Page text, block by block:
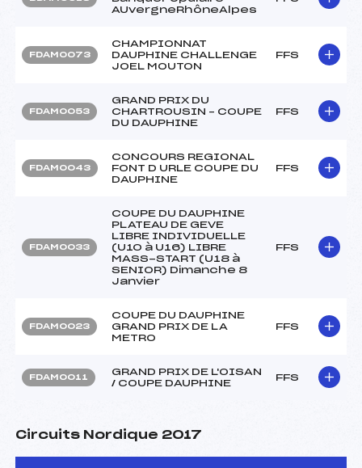
AUvergneRhôneAlpes
FDAM0073
CHAMPIONNAT
DAUPHINE CHALLENGE
JOEL MOUTON
FFS
FDAM0053
GRAND PRIX DU
CHARTROUSIN – COUPE
DU DAUPHINE
FFS
FDAM0043
CONCOURS REGIONAL
FONT D URLE COUPE DU
DAUPHINE
FFS
FDAM0033
COUPE DU DAUPHINE
PLATEAU DE GEVE
LIBRE INDIVIDUELLE
(U10 à U16) LIBRE
MASS-START (U18 à
SENIOR) Dimanche 8
Janvier
FFS
FDAM0023
COUPE DU DAUPHINE
GRAND PRIX DE LA
METRO
FFS
FDAM0011
GRAND PRIX DE L'OISAN
/ COUPE DAUPHINE
FFS
Circuits Nordique 2017